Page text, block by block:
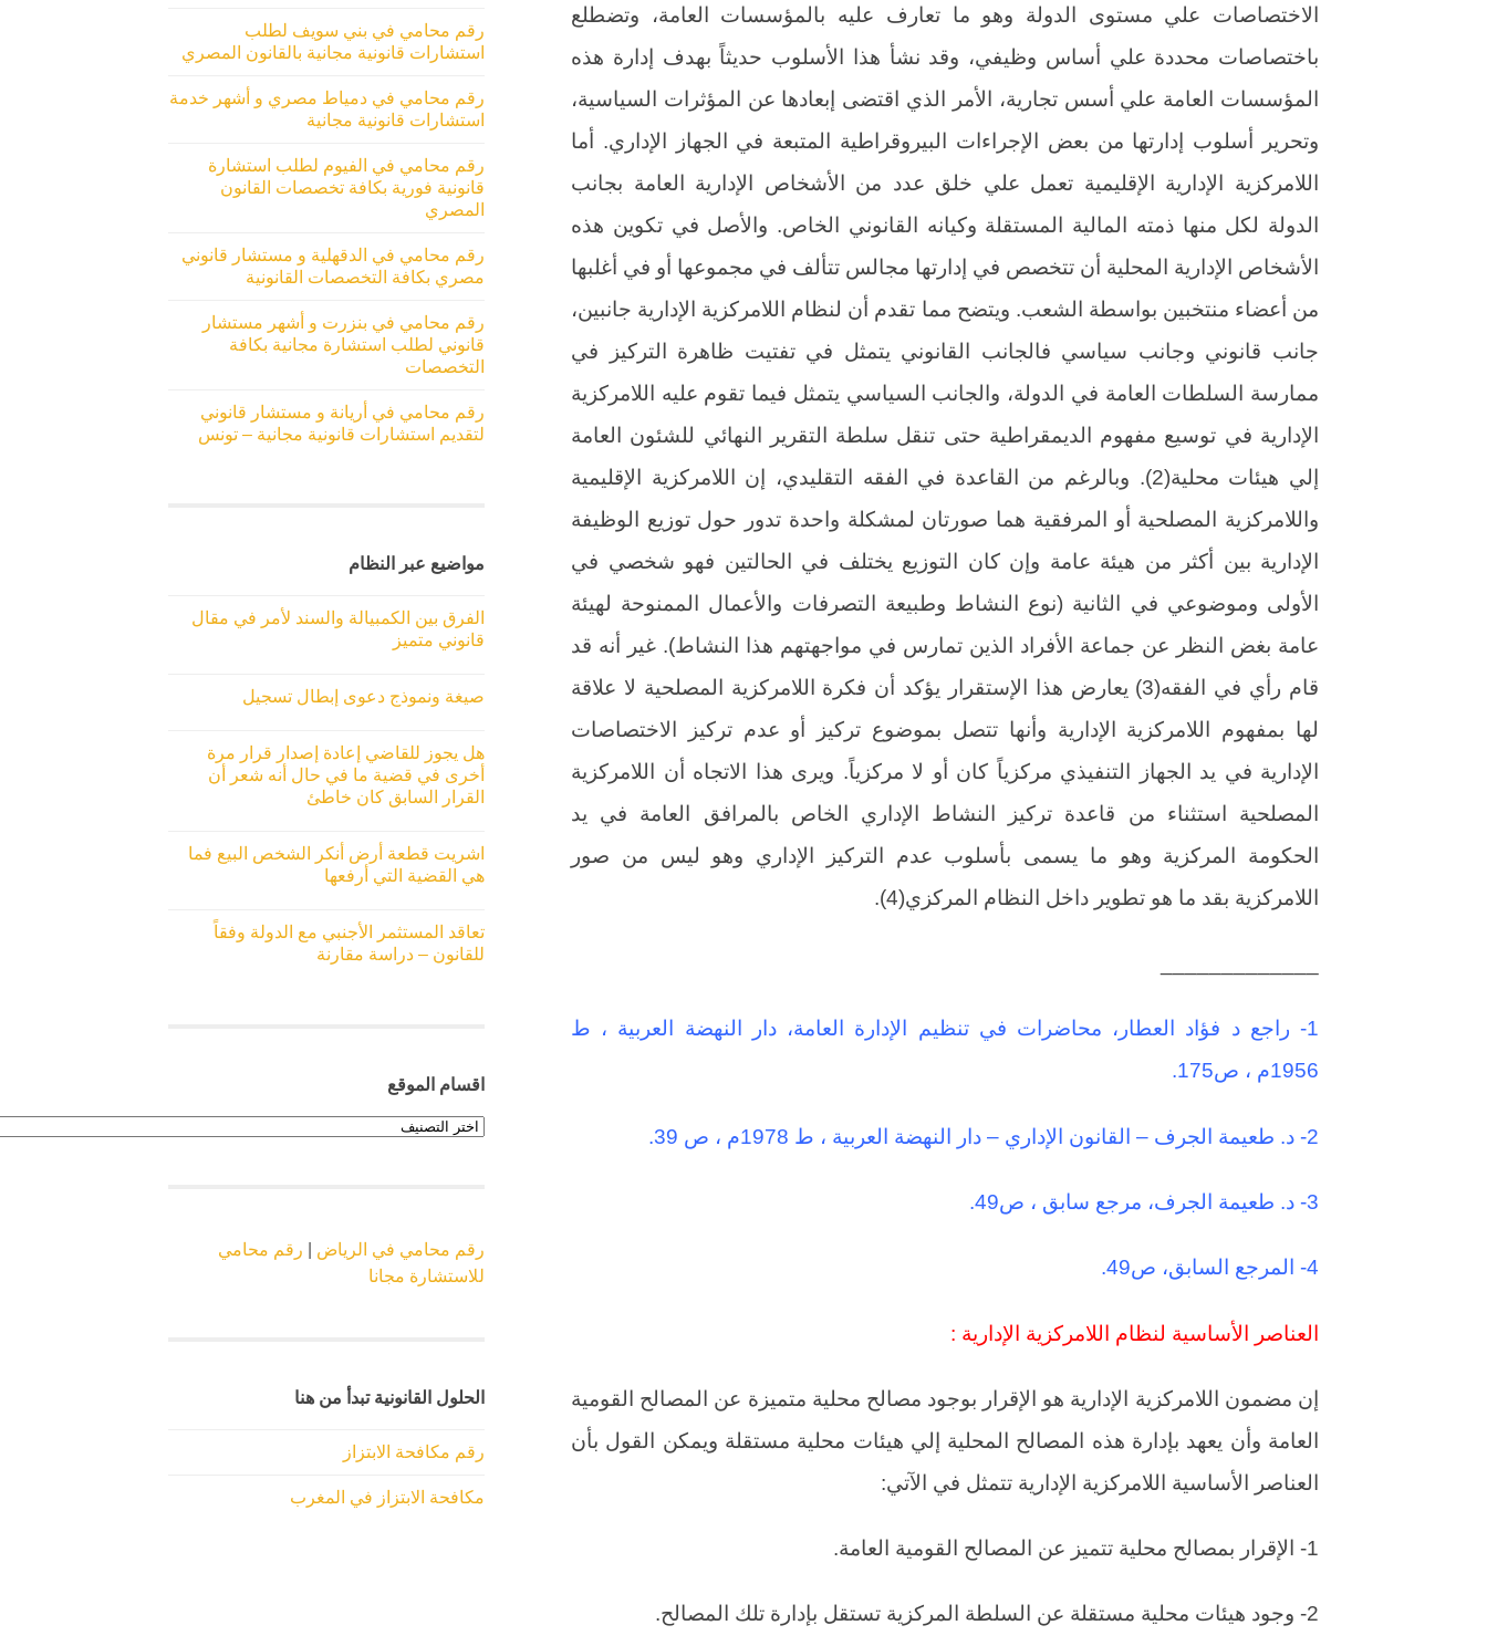
الاختصاصات علي مستوى الدولة وهو ما تعارف عليه بالمؤسسات العامة، وتضطلع
باختصاصات محددة علي أساس وظيفي، وقد نشأ هذا الأسلوب حديثاً بهدف إدارة هذه
المؤسسات العامة علي أسس تجارية، الأمر الذي اقتضى إبعادها عن المؤثرات السياسية،
وتحرير أسلوب إدارتها من بعض الإجراءات البيروقراطية المتبعة في الجهاز الإداري. أما
اللامركزية الإدارية الإقليمية تعمل علي خلق عدد من الأشخاص الإدارية العامة بجانب
الدولة لكل منها ذمته المالية المستقلة وكيانه القانوني الخاص. والأصل في تكوين هذه
الأشخاص الإدارية المحلية أن تتخصص في إدارتها مجالس تتألف في مجموعها أو في أغلبها
من أعضاء منتخبين بواسطة الشعب. ويتضح مما تقدم أن لنظام اللامركزية الإدارية جانبين،
جانب قانوني وجانب سياسي فالجانب القانوني يتمثل في تفتيت ظاهرة التركيز في
ممارسة السلطات العامة في الدولة، والجانب السياسي يتمثل فيما تقوم عليه اللامركزية
الإدارية في توسيع مفهوم الديمقراطية حتى تنقل سلطة التقرير النهائي للشئون العامة
إلي هيئات محلية(2). وبالرغم من القاعدة في الفقه التقليدي، إن اللامركزية الإقليمية
واللامركزية المصلحية أو المرفقية هما صورتان لمشكلة واحدة تدور حول توزيع الوظيفة
الإدارية بين أكثر من هيئة عامة وإن كان التوزيع يختلف في الحالتين فهو شخصي في
الأولى وموضوعي في الثانية (نوع النشاط وطبيعة التصرفات والأعمال الممنوحة لهيئة
عامة بغض النظر عن جماعة الأفراد الذين تمارس في مواجهتهم هذا النشاط). غير أنه قد
قام رأي في الفقه(3) يعارض هذا الإستقرار يؤكد أن فكرة اللامركزية المصلحية لا علاقة
لها بمفهوم اللامركزية الإدارية وأنها تتصل بموضوع تركيز أو عدم تركيز الاختصاصات
الإدارية في يد الجهاز التنفيذي مركزياً كان أو لا مركزياً. ويرى هذا الاتجاه أن اللامركزية
المصلحية استثناء من قاعدة تركيز النشاط الإداري الخاص بالمرافق العامة في يد
الحكومة المركزية وهو ما يسمى بأسلوب عدم التركيز الإداري وهو ليس من صور
اللامركزية بقد ما هو تطوير داخل النظام المركزي(4).
1- راجع د فؤاد العطار، محاضرات في تنظيم الإدارة العامة، دار النهضة العربية ، ط
1956م ، ص175.
2- د. طعيمة الجرف – القانون الإداري – دار النهضة العربية ، ط 1978م ، ص 39.
3- د. طعيمة الجرف، مرجع سابق ، ص49.
4- المرجع السابق، ص49.
العناصر الأساسية لنظام اللامركزية الإدارية :
إن مضمون اللامركزية الإدارية هو الإقرار بوجود مصالح محلية متميزة عن المصالح القومية
العامة وأن يعهد بإدارة هذه المصالح المحلية إلي هيئات محلية مستقلة ويمكن القول بأن
العناصر الأساسية اللامركزية الإدارية تتمثل في الآتي:
1- الإقرار بمصالح محلية تتميز عن المصالح القومية العامة.
2- وجود هيئات محلية مستقلة عن السلطة المركزية تستقل بإدارة تلك المصالح.
رقم محامي في بني سويف لطلب
استشارات قانونية مجانية بالقانون المصري
رقم محامي في دمياط مصري و أشهر خدمة
استشارات قانونية مجانية
رقم محامي في الفيوم لطلب استشارة
قانونية فورية بكافة تخصصات القانون
المصري
رقم محامي في الدقهلية و مستشار قانوني
مصري بكافة التخصصات القانونية
رقم محامي في بنزرت و أشهر مستشار
قانوني لطلب استشارة مجانية بكافة
التخصصات
رقم محامي في أريانة و مستشار قانوني
لتقديم استشارات قانونية مجانية – تونس
مواضيع عبر النظام
الفرق بين الكمبيالة والسند لأمر في مقال
قانوني متميز
صيغة ونموذج دعوى إبطال تسجيل
هل يجوز للقاضي إعادة إصدار قرار مرة
أخرى في قضية ما في حال أنه شعر أن
القرار السابق كان خاطئ
اشريت قطعة أرض أنكر الشخص البيع فما
هي القضية التي أرفعها
تعاقد المستثمر الأجنبي مع الدولة وفقاً
للقانون – دراسة مقارنة
اقسام الموقع
اقسام
الموقع
رقم محامي في الرياض
رقم محامي
للاستشارة مجانا
الحلول القانونية تبدأ من هنا
رقم مكافحة الابتزاز
مكافحة الابتزاز في المغرب